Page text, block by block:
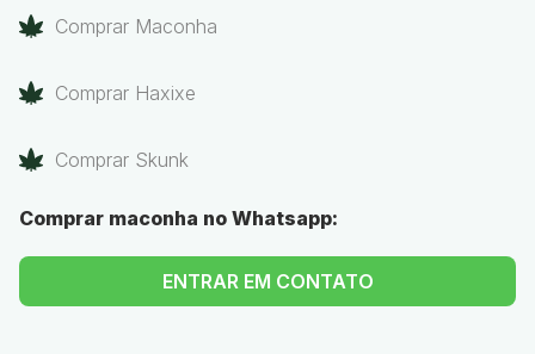
Comprar Maconha
Comprar Haxixe
Comprar Skunk
Comprar maconha no Whatsapp:
ENTRAR EM CONTATO